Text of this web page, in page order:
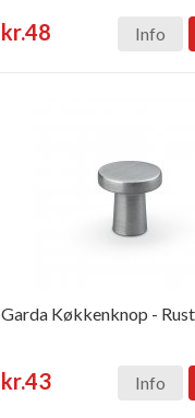
kr.48 Info
Garda Køkkenknop -
kr.43 Info